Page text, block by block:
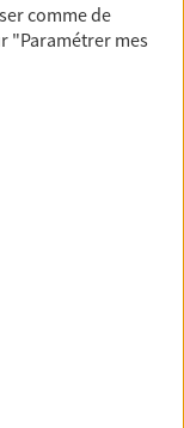
avec notre
en cas
comme de
"Paramétrer mes